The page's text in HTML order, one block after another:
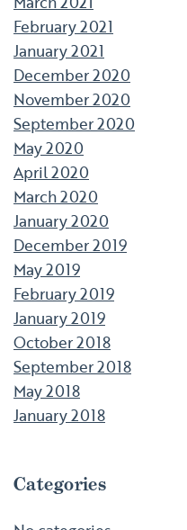
February 2021
January 2021
December 2020
November 2020
September 2020
May 2020
April 2020
March 2020
January 2020
December 2019
May 2019
February 2019
January 2019
October 2018
September 2018
May 2018
January 2018
Categories